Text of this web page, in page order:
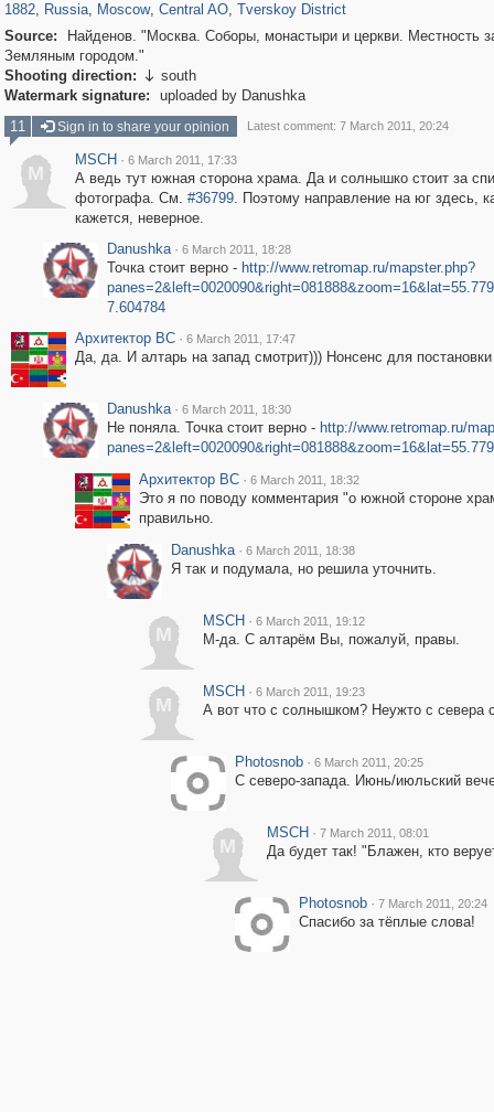
1882, Russia, Moscow, Central AO, Tverskoy District
Source:
Найденов. "Москва. Соборы, монастыри и церкви. Местность
Земляным городом."
Shooting direction:  south
Watermark signature:
uploaded by Danushka
11
Sign in to share your opinion Latest comment: 7 March 2011, 20:24
M
MSСН · 6 March 2011, 17:33
А ведь тут южная сторона храма. Да и солнышко стоит за
фотографа. См. #36799. Поэтому направление на юг здесь,
кажется, неверное.
Danushka · 6 March 2011, 18:28
Точка стоит верно - http://www.retromap.ru/mapster.php?
7.604784
Архитектор ВС · 6 March 2011, 17:47
Да, да. И алтарь на запад смотрит))) Нонсенс для
Danushka · 6 March 2011, 18:30
Не поняла. Точка стоит верно - http://www.retromap.ru/
Архитектор ВС · 6 March 2011, 18:32
Это я по поводу комментария "о южной стороне
правильно.
Danushka · 6 March 2011, 18:38
Я так и подумала, но решила уточнить.
M
MSСН · 6 March 2011, 19:12
М-да. С алтарём Вы, пожалуй, правы.
M
MSСН · 6 March 2011, 19:23
А вот что с солнышком? Неужто с севера
Photosnob · 6 March 2011, 20:25
С северо-запада. Июнь/июльский
M
MSСН · 7 March 2011, 08:01
Да будет так! "Блажен, кто
Photosnob · 7 March 2011, 20:24
Спасибо за тёплые слова!